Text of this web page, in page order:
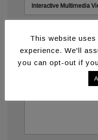
This website
experience. We'll
you can opt-out if